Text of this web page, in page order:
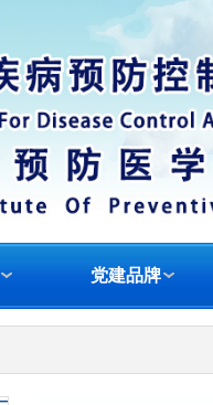
党建品牌